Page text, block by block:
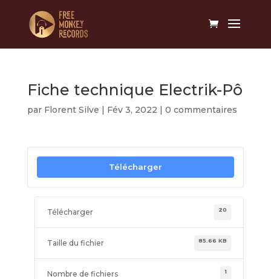
Fiche technique Electrik-Pô
par Florent Silve | Fév 3, 2022 | 0 commentaires
Télécharger
Télécharger 20
Taille du fichier 85.66 KB
Nombre de fichiers 1